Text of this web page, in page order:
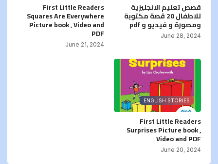
قصص تعليم الانجليزية
للاطفال 20 قصة مكتوبة
ومصورة و فيديو و pdf
June 28, 2024
First Little Readers
Squares Are Everywhere
Picture book , Video and
PDF
June 21, 2024
ENGLISH STORIES
First Little Readers
Surprises Picture book ,
Video and PDF
June 20, 2024